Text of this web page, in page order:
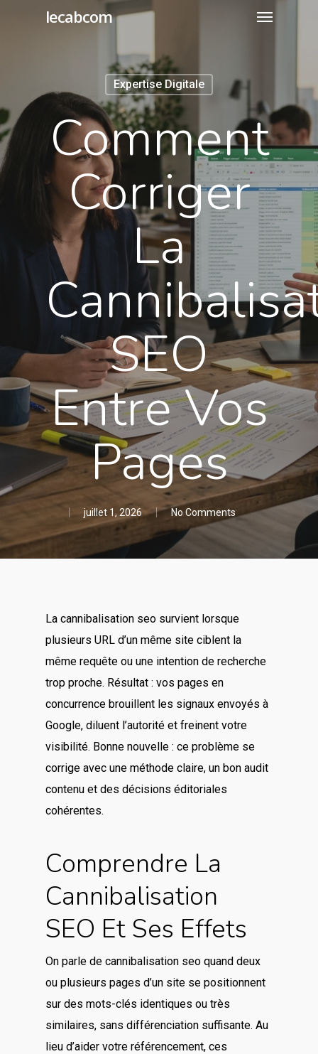
lecabcom
Expertise Digitale
Comment
Corriger
La
SEO
Entre Vos
Pages
juillet 1, 2026 No Comments
La cannibalisation seo survient lorsque
plusieurs URL d’un même site ciblent la
même requête ou une intention de recherche
trop proche. Résultat : vos pages en
concurrence brouillent les signaux envoyés à
Google, diluent l’autorité et freinent votre
visibilité. Bonne nouvelle : ce problème se
corrige avec une méthode claire, un bon audit
contenu et des décisions éditoriales
cohérentes.
Comprendre La
Cannibalisation
SEO Et Ses Effets
On parle de cannibalisation seo quand deux
ou plusieurs pages d’un site se positionnent
sur des mots-clés identiques ou très
similaires, sans différenciation suffisante. Au
lieu d’aider votre référencement, ces